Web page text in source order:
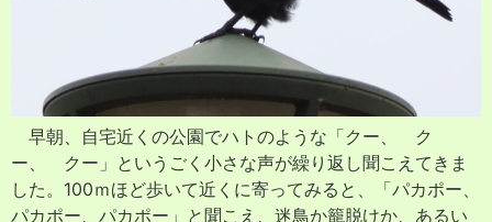
早朝、自宅近くの公園でハトのような「クー、 ク
ー、 クー」というごく小さな声が繰り返し聞こえてきま
した。100ｍほど歩いて近くに寄ってみると、「パカポー、
パカポー、パカポー」と聞こえ、迷鳥か籠脱けか、あるい